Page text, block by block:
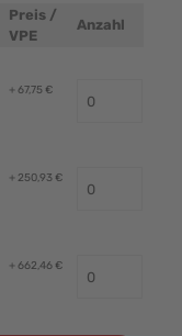
Preis /
VPE
Anzahl
+ 67,75 €
+ 250,93 €
+ 662,46 €